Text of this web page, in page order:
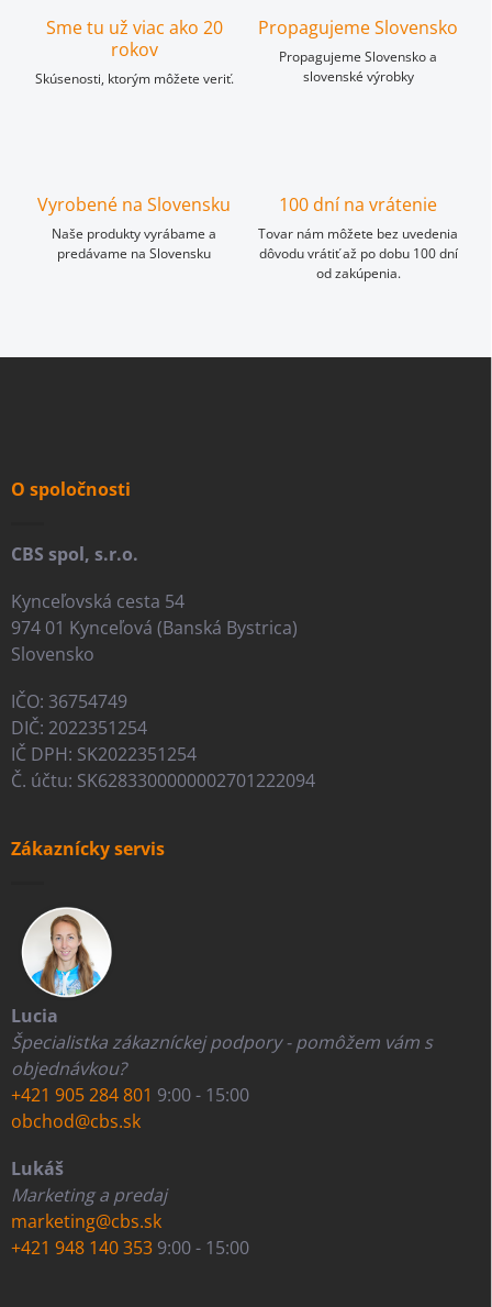
Sme tu už viac ako 20
rokov
Skúsenosti, ktorým môžete veriť.
Propagujeme Slovensko
Propagujeme Slovensko a
slovenské výrobky
Vyrobené na Slovensku
Naše produkty vyrábame a
predávame na Slovensku
100 dní na vrátenie
Tovar nám môžete bez uvedenia
dôvodu vrátiť až po dobu 100 dní
od zakúpenia.
Z
O spoločnosti
CBS spol, s.r.o.
Kynceľovská cesta 54
974 01 Kynceľová (Banská Bystrica)
Slovensko
IČO: 36754749
DIČ: 2022351254
IČ DPH: SK2022351254
Č. účtu: SK6283300000002701222094
Zákaznícky servis
Lucia
Špecialistka zákazníckej podpory - pomôžem vám s
objednávkou?
+421 905 284 801 9:00 - 15:00
obchod@cbs.sk
Lukáš
Marketing a predaj
marketing@cbs.sk
+421 948 140 353 9:00 - 15:00